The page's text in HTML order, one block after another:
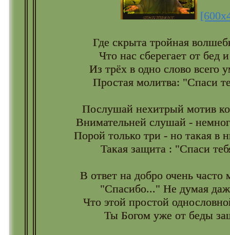
Где скрыта тройная
Что нас сберегает от бед
Из трёх в одно слово всего
Простая молитва: "Спаси
Послушай нехитрый мотив
Внимательней слушай -
Порой только три - но такая в
Такая защита : "Спаси
В ответ на добро очень
"Спасибо..." Не думая
Что этой простой
Ты Богом уже от беды